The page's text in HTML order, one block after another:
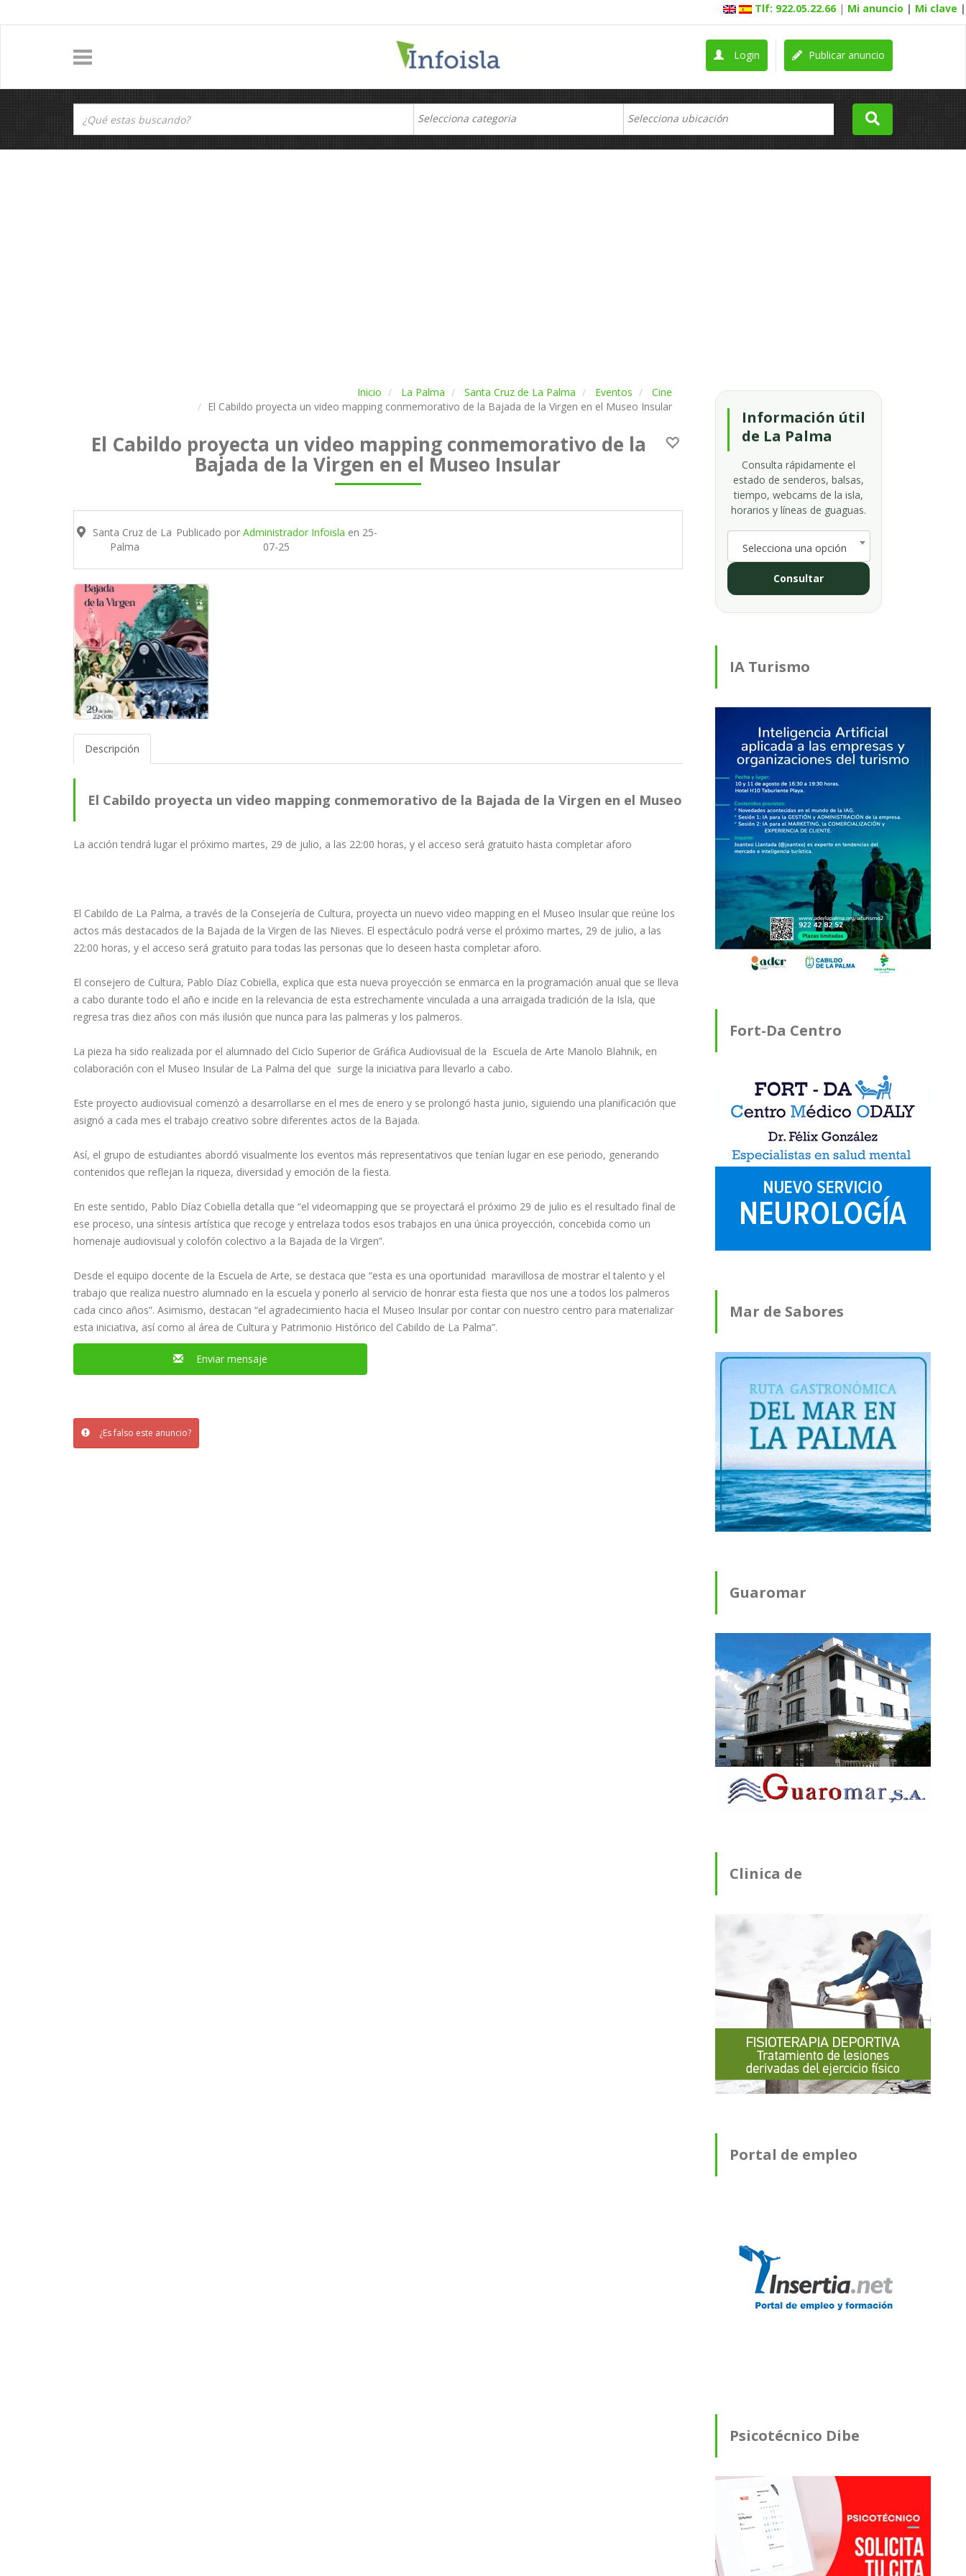
Tlf: 922.05.22.66 | Mi anuncio | Mi clave |
Publicar anuncio
Login
Inicio La Palma Santa Cruz de La Palma Eventos
Cine
El Cabildo proyecta un video mapping conmemorativo de la Bajada de la Virgen en el Museo Insular
El Cabildo proyecta un video mapping conmemorativo de la
Bajada de la Virgen en el Museo Insular
Santa Cruz de La
Palma
Publicado por Administrador Infoisla en 25-
07-25
Descripción
El Cabildo proyecta un video mapping conmemorativo de la Bajada de la Virgen en el Museo
Insular
La acción tendrá lugar el próximo martes, 29 de julio, a las 22:00 horas, y el acceso será gratuito hasta completar aforo
El Cabildo de La Palma, a través de la Consejería de Cultura, proyecta un nuevo video mapping en el Museo Insular que reúne los
actos más destacados de la Bajada de la Virgen de las Nieves. El espectáculo podrá verse el próximo martes, 29 de julio, a las
22:00 horas, y el acceso será gratuito para todas las personas que lo deseen hasta completar aforo.
El consejero de Cultura, Pablo Díaz Cobiella, explica que esta nueva proyección se enmarca en la programación anual que se lleva
a cabo durante todo el año e incide en la relevancia de esta estrechamente vinculada a una arraigada tradición de la Isla, que
regresa tras diez años con más ilusión que nunca para las palmeras y los palmeros.
La pieza ha sido realizada por el alumnado del Ciclo Superior de Gráfica Audiovisual de la Escuela de Arte Manolo Blahnik, en
colaboración con el Museo Insular de La Palma del que surge la iniciativa para llevarlo a cabo.
Este proyecto audiovisual comenzó a desarrollarse en el mes de enero y se prolongó hasta junio, siguiendo una planificación que
asignó a cada mes el trabajo creativo sobre diferentes actos de la Bajada.
Así, el grupo de estudiantes abordó visualmente los eventos más representativos que tenían lugar en ese periodo, generando
contenidos que reflejan la riqueza, diversidad y emoción de la fiesta.
En este sentido, Pablo Díaz Cobiella detalla que “el videomapping que se proyectará el próximo 29 de julio es el resultado final de
ese proceso, una síntesis artística que recoge y entrelaza todos esos trabajos en una única proyección, concebida como un
homenaje audiovisual y colofón colectivo a la Bajada de la Virgen”.
Desde el equipo docente de la Escuela de Arte, se destaca que “esta es una oportunidad maravillosa de mostrar el talento y el
trabajo que realiza nuestro alumnado en la escuela y ponerlo al servicio de honrar esta fiesta que nos une a todos los palmeros
cada cinco años”. Asimismo, destacan “el agradecimiento hacia el Museo Insular por contar con nuestro centro para materializar
esta iniciativa, así como al área de Cultura y Patrimonio Histórico del Cabildo de La Palma”.
Enviar mensaje
¿Es falso este anuncio?
Información útil
de La Palma
Consulta rápidamente el
estado de senderos, balsas,
tiempo, webcams de la isla,
horarios y líneas de guaguas.
Selecciona una opción
Consultar
IA Turismo
Fort-Da Centro
Mar de Sabores
Guaromar
Clinica de
Fisioterapia
Portal de empleo
Psicotécnico Dibe